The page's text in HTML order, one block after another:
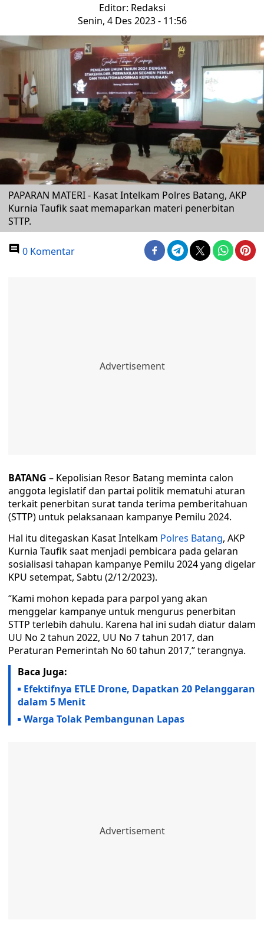
Editor: Redaksi
Senin, 4 Des 2023 - 11:56
PAPARAN MATERI - Kasat Intelkam Polres Batang, AKP
Kurnia Taufik saat memaparkan materi penerbitan
STTP.
0 Komentar
BATANG – Kepolisian Resor Batang meminta calon
anggota legislatif dan partai politik mematuhi aturan
terkait penerbitan surat tanda terima pemberitahuan
(STTP) untuk pelaksanaan kampanye Pemilu 2024.
Hal itu ditegaskan Kasat Intelkam Polres Batang, AKP
Kurnia Taufik saat menjadi pembicara pada gelaran
sosialisasi tahapan kampanye Pemilu 2024 yang digelar
KPU setempat, Sabtu (2/12/2023).
“Kami mohon kepada para parpol yang akan
menggelar kampanye untuk mengurus penerbitan
STTP terlebih dahulu. Karena hal ini sudah diatur dalam
UU No 2 tahun 2022, UU No 7 tahun 2017, dan
Peraturan Pemerintah No 60 tahun 2017,” terangnya.
Baca Juga:
Efektifnya ETLE Drone, Dapatkan 20 Pelanggaran
dalam 5 Menit
Warga Tolak Pembangunan Lapas